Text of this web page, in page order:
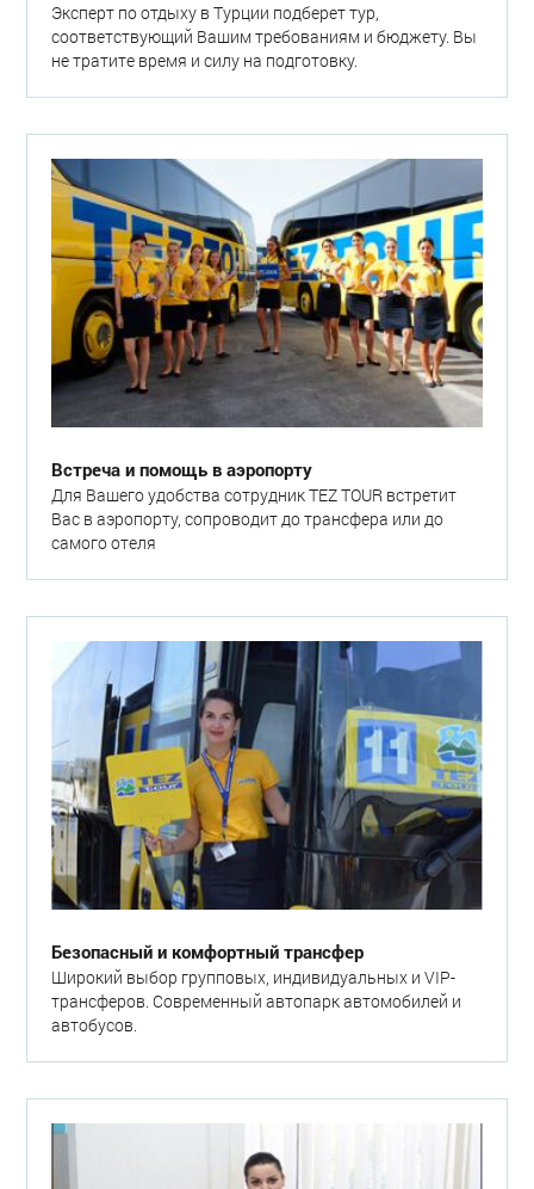
Эксперт по отдыху в Турции подберет тур,
соответствующий Вашим требованиям и бюджету. Вы
не тратите время и силу на подготовку.
Встреча и помощь в аэропорту
Для Вашего удобства сотрудник TEZ TOUR встретит
Вас в аэропорту, сопроводит до трансфера или до
самого отеля
Безопасный и комфортный трансфер
Широкий выбор групповых, индивидуальных и VIP-
трансферов. Современный автопарк автомобилей и
автобусов.